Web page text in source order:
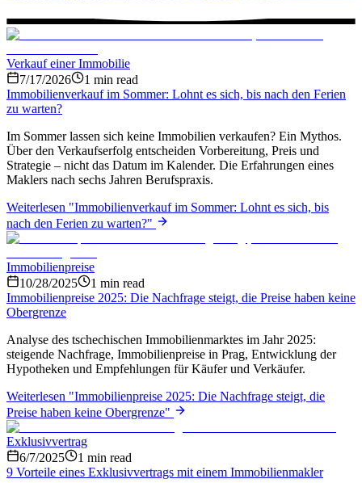
Verkauf einer Immobilie
7/17/2026
1 min read
Immobilienverkauf im Sommer: Lohnt es sich, bis nach den Ferien
zu warten?
Im Sommer lassen sich keine Immobilien verkaufen? Ein Mythos.
Über den Verkaufserfolg entscheiden Vorbereitung, Preis und
Strategie – nicht das Datum im Kalender. Die Erfahrungen eines
Maklers nach sechs Jahren Berufspraxis.
Weiterlesen "Immobilienverkauf im Sommer: Lohnt es sich, bis
nach den Ferien zu warten?"
Immobilienpreise
10/28/2025
1 min read
Immobilienpreise 2025: Die Nachfrage steigt, die Preise haben keine
Obergrenze
Analyse des tschechischen Immobilienmarktes im Jahr 2025:
steigende Nachfrage, Immobilienpreise in Prag, Entwicklung der
Hypotheken und Empfehlungen für Käufer und Verkäufer.
Weiterlesen "Immobilienpreise 2025: Die Nachfrage steigt, die
Preise haben keine Obergrenze"
Exklusivvertrag
6/7/2025
1 min read
9 Vorteile eines Exklusivvertrags mit einem Immobilienmakler